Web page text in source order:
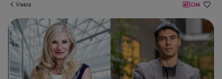
Vissza Cikk